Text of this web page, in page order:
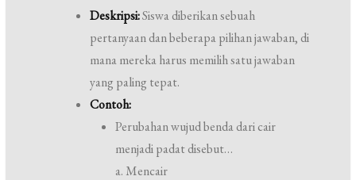
Deskripsi:Siswa diberikan sebuah
pertanyaan dan beberapa pilihan jawaban, di
mana mereka harus memilih satu jawaban
yang paling tepat.
Contoh:
Perubahan wujud benda dari cair
menjadi padat disebut…
a. Mencair